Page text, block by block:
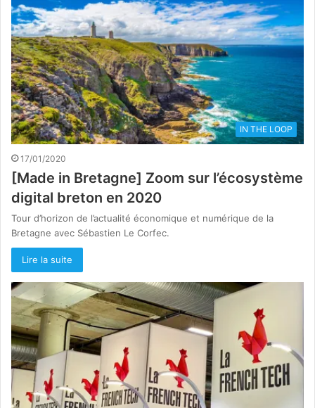
IN THE LOOP
17/01/2020
[Made in Bretagne] Zoom sur l’écosystème
digital breton en 2020
Tour d’horizon de l’actualité économique et numérique de la
Bretagne avec Sébastien Le Corfec.
Lire la suite